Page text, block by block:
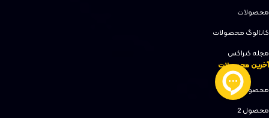
محصولات
کاتالوگ محصولات
مجله کنزاکس
آخرین محصولات
محصول 1
محصول 2